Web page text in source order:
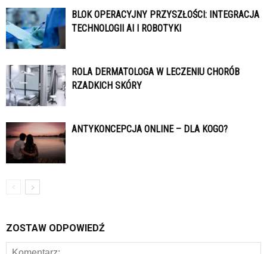
BLOK OPERACYJNY PRZYSZŁOŚCI: INTEGRACJA
TECHNOLOGII AI I ROBOTYKI
ROLA DERMATOLOGA W LECZENIU CHORÓB
RZADKICH SKÓRY
ANTYKONCEPCJA ONLINE – DLA KOGO?
ZOSTAW ODPOWIEDŹ